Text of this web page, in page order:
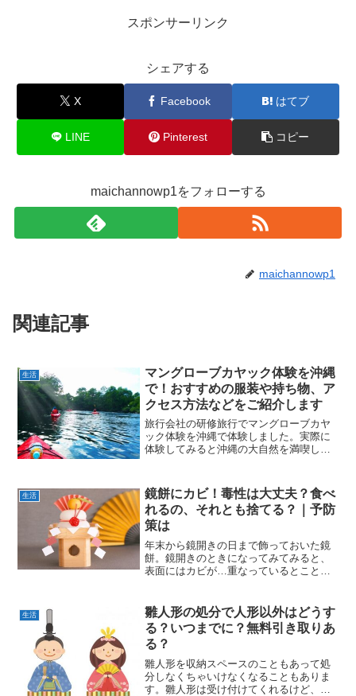
スポンサーリンク
シェアする
X Facebook はてブ
LINE Pinterest コピー
maichannowp1をフォローする
maichannowp1
関連記事
生活
マングローブカヤック体験を沖縄
で！おすすめの服装や持ち物、ア
クセス方法などをご紹介します
旅行会社の研修旅行でマングローブカヤ
ック体験を沖縄で体験しました。実際に
体験してみると沖縄の大自然を満喫しな
をご紹介します。マングローブカヤック
体験を沖縄でやったきっか...
生活
鏡餅にカビ！毒性は大丈夫？食べ
れるの、それとも捨てる？｜予防
策は
年末から鏡開きの日まで飾っておいた鏡
餅。鏡開きのときになってみてみると、
表面にはカビが…重なっているとことを
るけれど本当かしらと思いますよね。こ
のカビのはえた鏡餅は食べ...
生活
雛人形の処分で人形以外はどうす
る？いつまでに？無料引き取りあ
る？
雛人形を収納スペースのこともあって処
分しなくちゃいけなくなることもありま
す。雛人形は受け付けてくれるけど、そ